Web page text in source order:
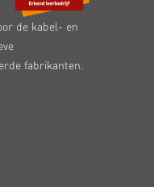
de kabel- en
fabrikanten.